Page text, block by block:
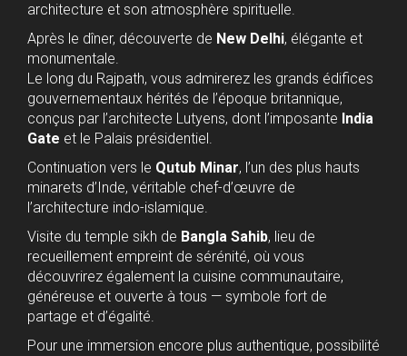
architecture et son atmosphère spirituelle.
Après le dîner, découverte de New Delhi, élégante et
monumentale.
Le long du Rajpath, vous admirerez les grands édifices
gouvernementaux hérités de l’époque britannique,
conçus par l’architecte Lutyens, dont l’imposante India
Gate et le Palais présidentiel.
Continuation vers le Qutub Minar, l’un des plus hauts
minarets d’Inde, véritable chef-d’œuvre de
l’architecture indo-islamique.
Visite du temple sikh de Bangla Sahib, lieu de
recueillement empreint de sérénité, où vous
découvrirez également la cuisine communautaire,
généreuse et ouverte à tous — symbole fort de
partage et d’égalité.
Pour une immersion encore plus authentique, possibilité